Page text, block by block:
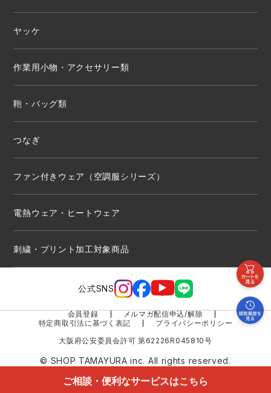
ご相談・便利なサービスはこちら
ヤッケ
作業用小物・アクセサリー類
鞄・バッグ類
つなぎ
ファン付きウェア（空調服シリーズ）
電熱ウェア・ヒートウェア
刺繍・プリント加工対象商品
公式SNS
会員登録
メルマガ配信申込/解除
特定商取引法に基づく表記
プライバシーポリシー
大阪府公安委員会許可 第62226R045810号
© SHOP TAMAYURA inc. All rights reserved.